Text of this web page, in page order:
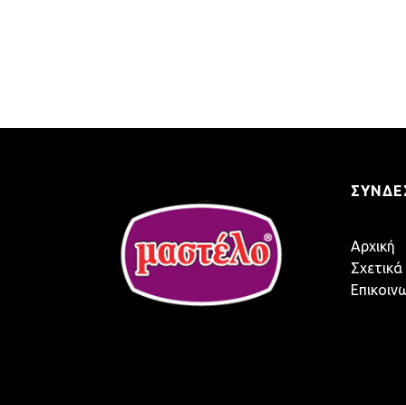
Αρχική